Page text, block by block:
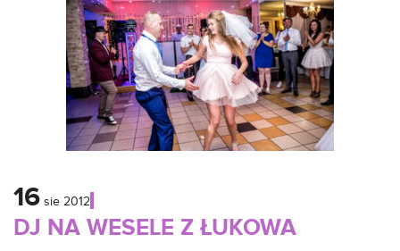
16 sie 2012
DJ NA WESELE Z ŁUKOWA